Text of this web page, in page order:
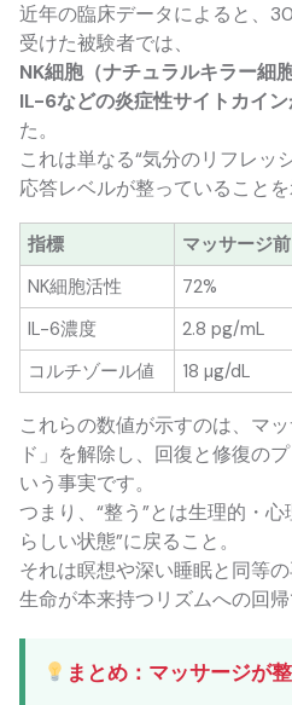
近年の臨床データによると、
受けた被験者では、
NK細胞（ナチュラルキラー細
IL-6などの炎症性サイトカイ
た。
これは単なる“気分のリフレッ
応答レベルが整っていることを
指標 マッサージ前
NK細胞活性
72%
IL-6濃度
2.8 pg/mL
コルチゾール値
18 µg/dL
これらの数値が示すのは、マ
ド」を解除し、回復と修復の
いう事実です。
つまり、“整う”とは生理的・
らしい状態”に戻ること。
それは瞑想や深い睡眠と同等
生命が本来持つリズムへの回帰
まとめ：マッサージが